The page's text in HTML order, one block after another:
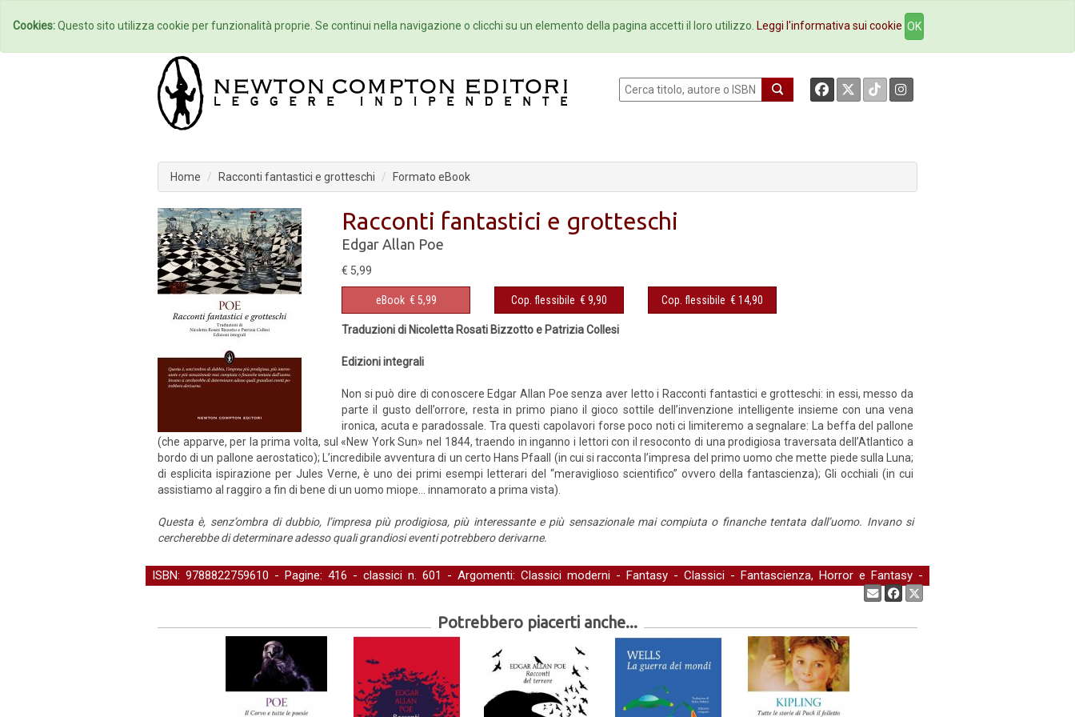
Home Autori Eventi Collane Newsletter Ebookstore Contatti
Home Racconti fantastici e grotteschi Formato eBook
Racconti fantastici e grotteschi
Edgar Allan Poe
€ 5,99
eBook € 5,99 Cop. flessibile € 9,90 Cop. flessibile € 14,90
Traduzioni di Nicoletta Rosati Bizzotto e Patrizia Collesi
Edizioni integrali
Non si può dire di conoscere Edgar Allan Poe senza aver letto i Racconti fantastici e grotteschi: in essi, messo da
parte il gusto dell’orrore, resta in primo piano il gioco sottile dell’invenzione intelligente insieme con una vena
ironica, acuta e paradossale. Tra questi capolavori forse poco noti ci limiteremo a segnalare: La beffa del pallone
(che apparve, per la prima volta, sul «New York Sun» nel 1844, traendo in inganno i lettori con il resoconto di una prodigiosa traversata dell’Atlantico a
bordo di un pallone aerostatico); L’incredibile avven­tura di un certo Hans Pfaall (in cui si racconta l’impresa del primo uomo che mette piede sulla Luna;
di esplicita ispirazione per Jules Verne, è uno dei primi esempi letterari del “meraviglioso scientifico” ovvero della fantascienza); Gli oc­chiali (in cui
assistiamo al raggiro a fin di bene di un uomo miope… innamorato a prima vista).
Questa è, senz’ombra di dubbio, l’impresa più prodigiosa, più interessante e più sensazionale mai compiuta o finanche tentata dall’uomo. Invano si
cercherebbe di determinare adesso quali grandiosi eventi potrebbero derivarne.
ISBN: 9788822759610 - Pagine: 416 - classici n. 601 - Argomenti: Classici moderni - Fantasy - Classici - Fantascienza, Horror e Fantasy -
Potrebbero piacerti anche...
Cookies:Questo sito utilizza cookie per funzionalità proprie. Se continui nella navigazione o clicchi su un elemento della pagina accetti il loro utilizzo. Leggi l'informativa sui cookie OK